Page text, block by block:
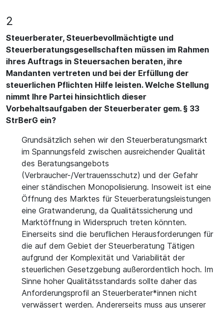
2
Steuerberater, Steuerbevollmächtigte und
Steuerberatungsgesellschaften müssen im Rahmen
ihres Auftrags in Steuersachen beraten, ihre
Mandanten vertreten und bei der Erfüllung der
steuerlichen Pflichten Hilfe leisten. Welche Stellung
nimmt Ihre Partei hinsichtlich dieser
Vorbehaltsaufgaben der Steuerberater gem. § 33
StrBerG ein?
Grundsätzlich sehen wir den Steuerberatungsmarkt
im Spannungsfeld zwischen ausreichender Qualität
des Beratungsangebots
(Verbraucher-/Vertrauensschutz) und der Gefahr
einer ständischen Monopolisierung. Insoweit ist eine
Öffnung des Marktes für Steuerberatungsleistungen
eine Gratwanderung, da Qualitätssicherung und
Marktöffnung in Widerspruch treten könnten.
Einerseits sind die beruflichen Herausforderungen für
die auf dem Gebiet der Steuerberatung Tätigen
aufgrund der Komplexität und Variabilität der
steuerlichen Gesetzgebung außerordentlich hoch. Im
Sinne hoher Qualitätsstandards sollte daher das
Anforderungsprofil an Steuerberater*innen nicht
verwässert werden. Andererseits muss aus unserer